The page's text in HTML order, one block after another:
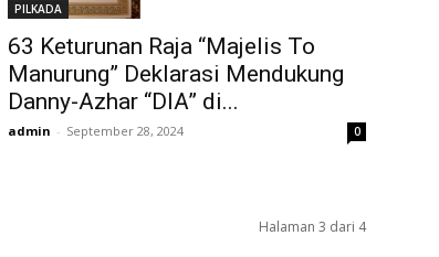
PILKADA
63 Keturunan Raja “Majelis To
Manurung” Deklarasi Mendukung
Danny-Azhar “DIA” di...
admin - September 28, 2024 0
Halaman 3 dari 4